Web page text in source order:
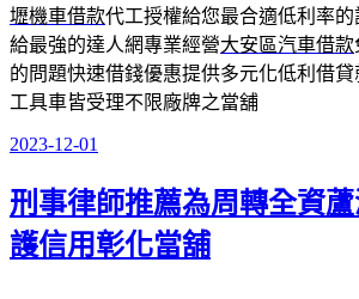
壢機車借款代工授權給您最合適低利率
給最強的達人網專業經營大安區汽車借款
的問題快速借錢優惠提供多元化低利借貸
工具車皆受理不限廠牌之當舖
發
於
2023-12-01
刑事律師推薦為周轉全資
護信用彰化當舖